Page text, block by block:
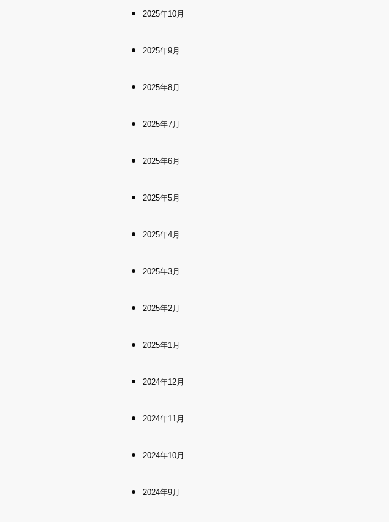
2025年10月
2025年9月
2025年8月
2025年7月
2025年6月
2025年5月
2025年4月
2025年3月
2025年2月
2025年1月
2024年12月
2024年11月
2024年10月
2024年9月